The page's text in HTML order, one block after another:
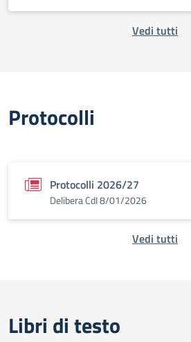
Vedi tutti
Protocolli
Protocolli 2026/27
Delibera CdI 8/01/2026
Vedi tutti
Libri di testo